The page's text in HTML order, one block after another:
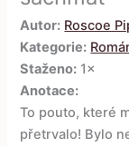
Autor: Roscoe
Kategorie:
Staženo: 1×
Anotace:
To pouto, které
přetrvalo! Bylo